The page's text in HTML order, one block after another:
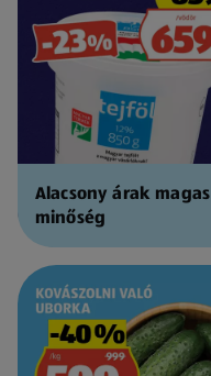
Alacsony árak magas
minőség